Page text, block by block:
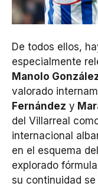
De todos ellos,
especialmente
Manolo
valorado
Fernández y
del Villarreal
internacional
en el esquema
explorado
su continuidad